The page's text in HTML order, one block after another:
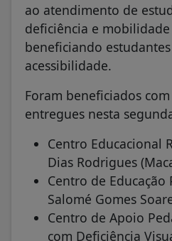
ao atendimento de
deficiência e
beneficiando
acessibilidade.
Foram beneficiados
entregues nesta
Centro Educacional
Dias Rodrigues
Centro de
Salomé Gomes
Centro de Apoio
com Deficiência